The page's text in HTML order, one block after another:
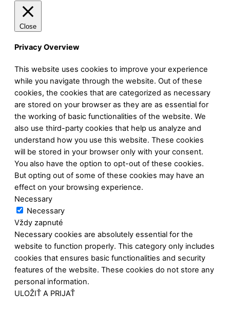
Close
Privacy Overview
This website uses cookies to improve your experience
while you navigate through the website. Out of these
cookies, the cookies that are categorized as necessary
are stored on your browser as they are as essential for
the working of basic functionalities of the website. We
also use third-party cookies that help us analyze and
understand how you use this website. These cookies
will be stored in your browser only with your consent.
You also have the option to opt-out of these cookies.
But opting out of some of these cookies may have an
effect on your browsing experience.
Necessary
Necessary
Vždy zapnuté
Necessary cookies are absolutely essential for the
website to function properly. This category only includes
cookies that ensures basic functionalities and security
features of the website. These cookies do not store any
personal information.
ULOŽIŤ A PRIJAŤ